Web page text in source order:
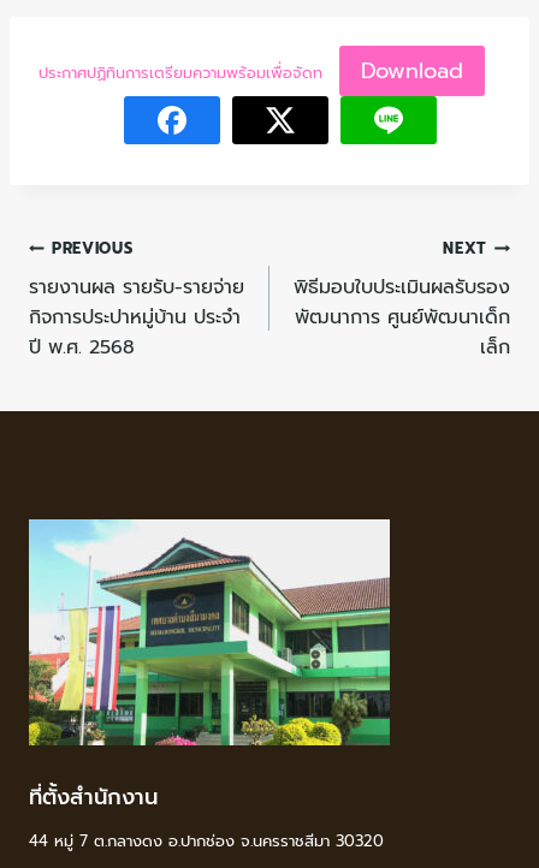
ประกาศปฏิทินการเตรียมความพร้อมเพื่อจัดท Download
PREVIOUS
รายงานผล รายรับ-รายจ่าย
กิจการประปาหมู่บ้าน ประจำ
ปี พ.ศ. 2568
NEXT
พิธีมอบใบประเมินผลรับรอง
พัฒนาการ ศูนย์พัฒนาเด็ก
เล็ก
ที่ตั้งสำนักงาน
44 หมู่ 7 ต.กลางดง อ.ปากช่อง จ.นครราชสีมา 30320